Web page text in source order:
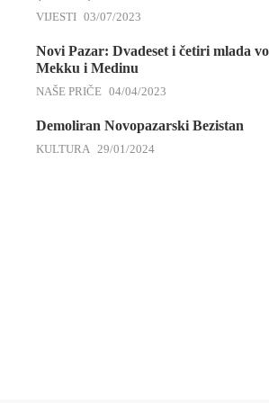
VIJESTI 03/07/2023
Novi Pazar: Dvadeset i četiri mlada
Mekku i Medinu
NAŠE PRIČE 04/04/2023
Demoliran Novopazarski Bezistan
KULTURA 29/01/2024